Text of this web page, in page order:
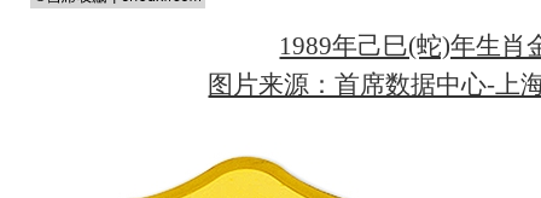
1989年己巳(蛇)年生肖
图片来源：首席数据中心-上